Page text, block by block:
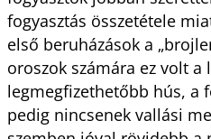
fogyasztás összetétele
első beruházások a
oroszok számára ez volt a
legmegfizethetőbb hús, a
pedig nincsenek vallási